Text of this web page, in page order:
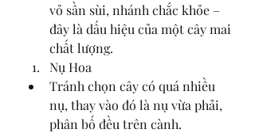
vỏ sần sùi, nhánh chắc khỏe –
đây là dấu hiệu của một cây mai
chất lượng.
Nụ Hoa
Tránh chọn cây có quá nhiều
nụ, thay vào đó là nụ vừa phải,
phân bố đều trên cành.